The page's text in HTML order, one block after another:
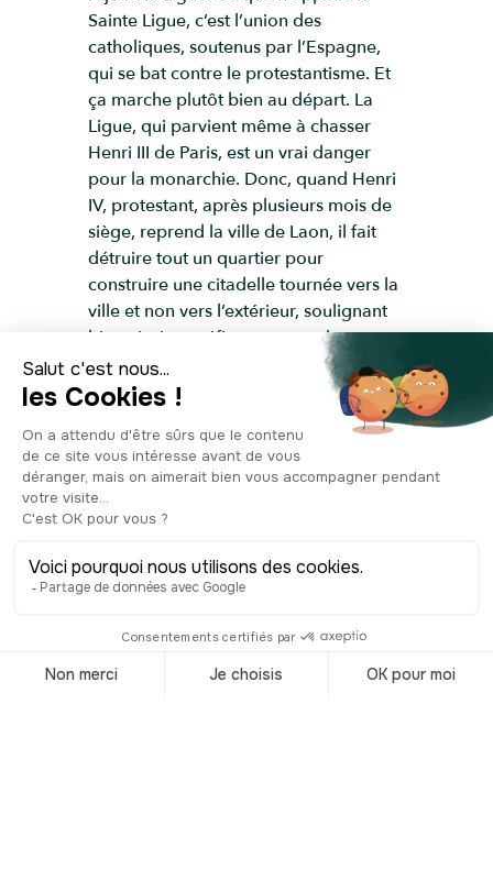
Sainte Ligue, c’est l’union des
catholiques, soutenus par l’Espagne,
qui se bat contre le protestantisme. Et
ça marche plutôt bien au départ. La
Ligue, qui parvient même à chasser
Henri III de Paris, est un vrai danger
pour la monarchie. Donc, quand Henri
IV, protestant, après plusieurs mois de
siège, reprend la ville de Laon, il fait
détruire tout un quartier pour
construire une citadelle tournée vers la
ville et non vers l’extérieur, soulignant
bien ainsi sa méfiance envers les
habitants. La citadelle était entourée de
fossé et avait un pont-levis pour y
entrer. En 1835, après des années
d’oubli, la citadelle d’Henri IV reprend
son rôle militaire. Laon est en effet
située à une position stratégique, au
cœur des conflits entre la France et
à l’époque. Au XIXe siècle, le roi Louis
Philippe va alors faire remanier la
citadelle, pour se protéger d’une
d’ailleurs fortement marquée en 1870,